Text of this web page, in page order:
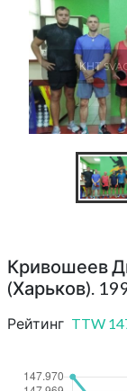
КНТ
Кривошеев
(Харьков).
Рейтинг TTW